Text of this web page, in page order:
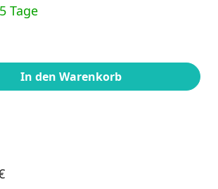
Tage
gewünschten Wert ein
In den Warenkorb